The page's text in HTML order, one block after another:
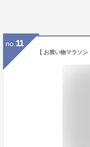
no. 11